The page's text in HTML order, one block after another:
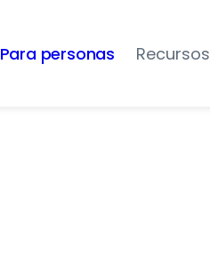
Para personas Recursos